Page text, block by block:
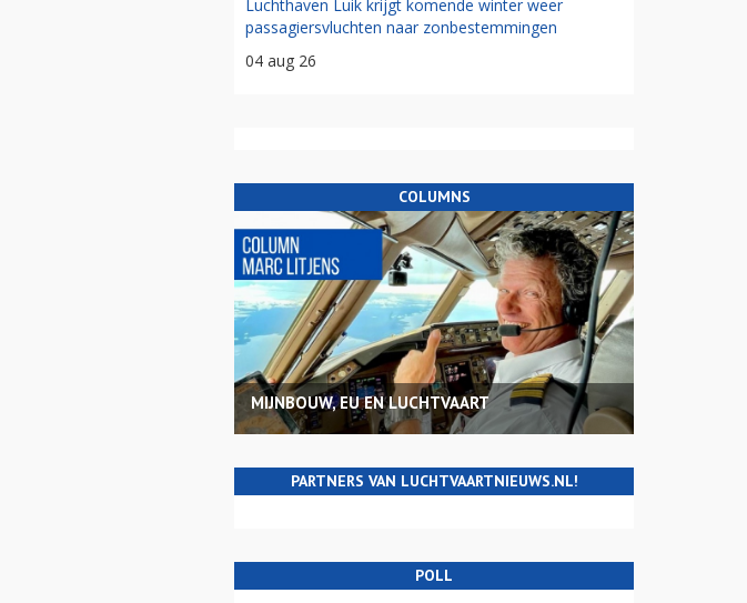
Luchthaven Luik krijgt komende winter weer
passagiersvluchten naar zonbestemmingen
04 aug 26
COLUMNS
MIJNBOUW, EU EN LUCHTVAART
PARTNERS VAN LUCHTVAARTNIEUWS.NL!
POLL